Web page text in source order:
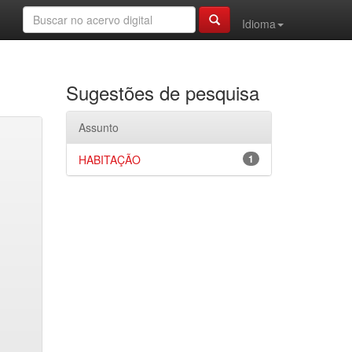
Idioma
Sugestões de pesquisa
Assunto
1
HABITAÇÃO